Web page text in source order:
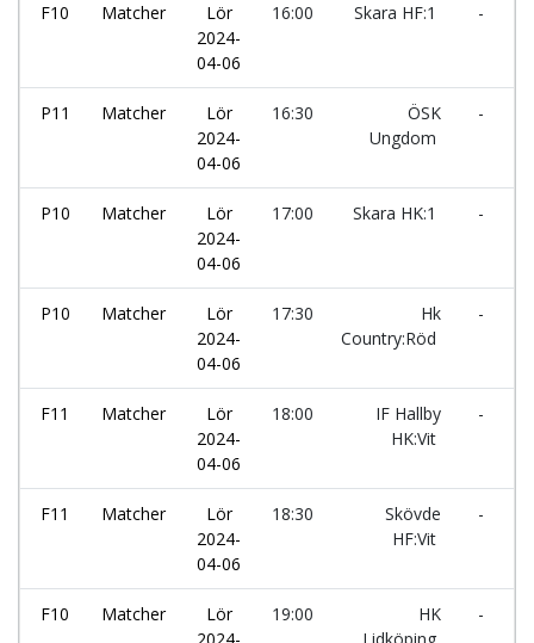
F10 Matcher
Lör
2024-
04-06
16:00 Skara HF:1 -
P11 Matcher
Lör
2024-
04-06
16:30
ÖSK
Ungdom
-
P10 Matcher
Lör
2024-
04-06
17:00 Skara HK:1 -
P10 Matcher
Lör
2024-
04-06
17:30
Hk
Country:Röd
-
F11 Matcher
Lör
2024-
04-06
18:00
IF Hallby
HK:Vit
-
F11 Matcher
Lör
2024-
04-06
18:30
Skövde
HF:Vit
-
F10 Matcher
Lör
19:00
HK
-